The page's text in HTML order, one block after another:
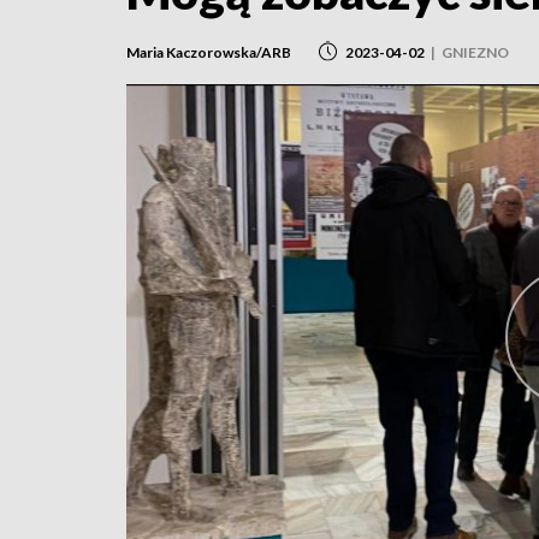
Maria Kaczorowska/ARB 2023-04-02 | GNIEZNO